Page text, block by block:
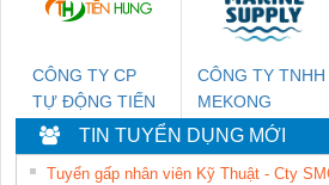
CÔNG TY CP
TỰ ĐỘNG TIẾN
HƯNG
CÔNG TY TNHH
MEKONG
MARINE
SUPPLY
TIN TUYỂN DỤNG MỚI
Tuyển gấp nhân viên Kỹ Thuật - Cty